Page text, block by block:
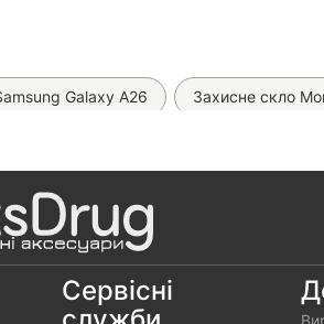
Galaxy A26 Захисне скло
на Samsung Galaxy A26
Galaxy A26
Чохол Space TPU на Samsung
Сервісні